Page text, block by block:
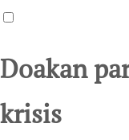
Doakan
krisis